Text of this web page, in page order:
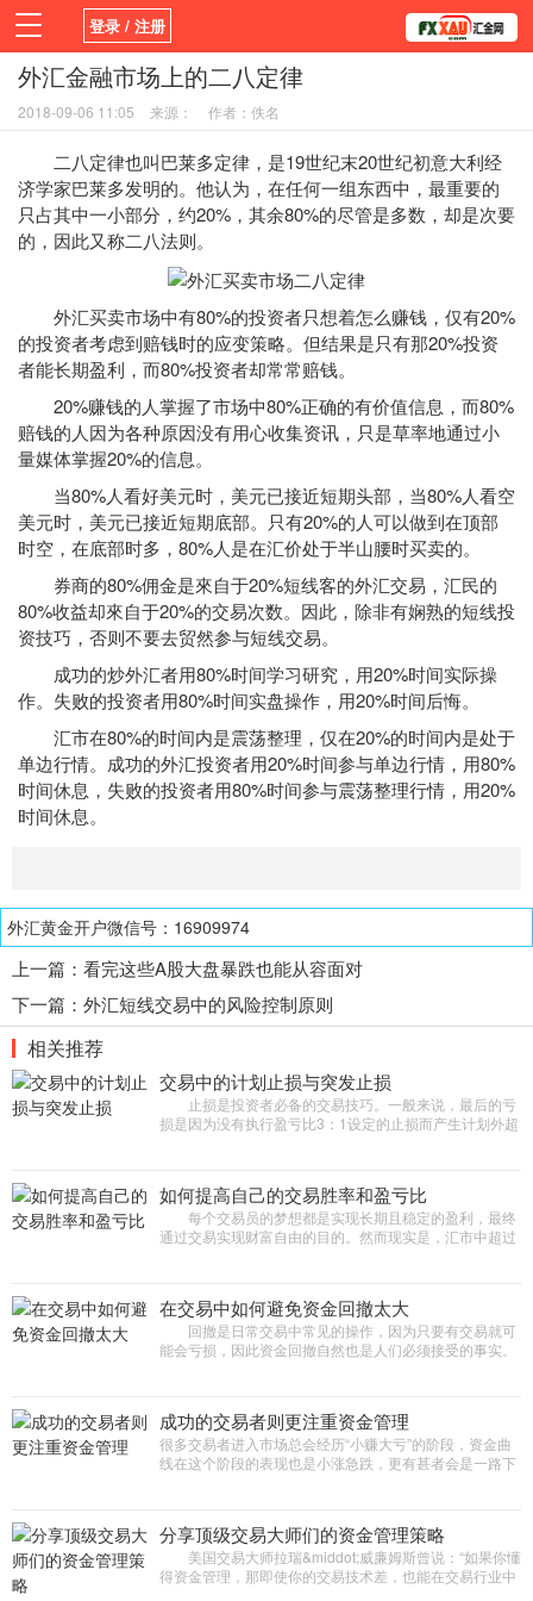
登录 / 注册
首页 新闻 观点
平台
指标EA 书籍
外汇金融市场上的二八定律
2018-09-06 11:05 来源： 作者：佚名
二八定律也叫巴莱多定律，是19世纪末20世纪初意大利经
济学家巴莱多发明的。他认为，在任何一组东西中，最重要的
只占其中一小部分，约20%，其余80%的尽管是多数，却是次要
的，因此又称二八法则。
外汇买卖市场中有80%的投资者只想着怎么赚钱，仅有20%
的投资者考虑到赔钱时的应变策略。但结果是只有那20%投资
者能长期盈利，而80%投资者却常常赔钱。
20%赚钱的人掌握了市场中80%正确的有价值信息，而80%
赔钱的人因为各种原因没有用心收集资讯，只是草率地通过小
量媒体掌握20%的信息。
当80%人看好美元时，美元已接近短期头部，当80%人看空
美元时，美元已接近短期底部。只有20%的人可以做到在顶部
时空，在底部时多，80%人是在汇价处于半山腰时买卖的。
券商的80%佣金是來自于20%短线客的外汇交易，汇民的
80%收益却來自于20%的交易次数。因此，除非有娴熟的短线投
资技巧，否则不要去贸然参与短线交易。
成功的炒外汇者用80%时间学习研究，用20%时间实际操
作。失败的投资者用80%时间实盘操作，用20%时间后悔。
汇市在80%的时间内是震荡整理，仅在20%的时间内是处于
单边行情。成功的外汇投资者用20%时间参与单边行情，用80%
时间休息，失败的投资者用80%时间参与震荡整理行情，用20%
时间休息。
外汇黄金开户微信号：16909974
上一篇： 看完这些A股大盘暴跌也能从容面对
下一篇： 外汇短线交易中的风险控制原则
相关推荐
交易中的计划止损与突发止损
止损是投资者必备的交易技巧。一般来说，最后的亏
损是因为没有执行盈亏比3：1设定的止损而产生计划外超
如何提高自己的交易胜率和盈亏比
每个交易员的梦想都是实现长期且稳定的盈利，最终
通过交易实现财富自由的目的。然而现实是，汇市中超过
在交易中如何避免资金回撤太大
回撤是日常交易中常见的操作，因为只要有交易就可
能会亏损，因此资金回撤自然也是人们必须接受的事实。
成功的交易者则更注重资金管理
很多交易者进入市场总会经历“小赚大亏”的阶段，资金曲
线在这个阶段的表现也是小涨急跌，更有甚者会是一路下
分享顶级交易大师们的资金管理策略
美国交易大师拉瑞&middot;威廉姆斯曾说：“如果你懂
得资金管理，那即使你的交易技术差，也能在交易行业中